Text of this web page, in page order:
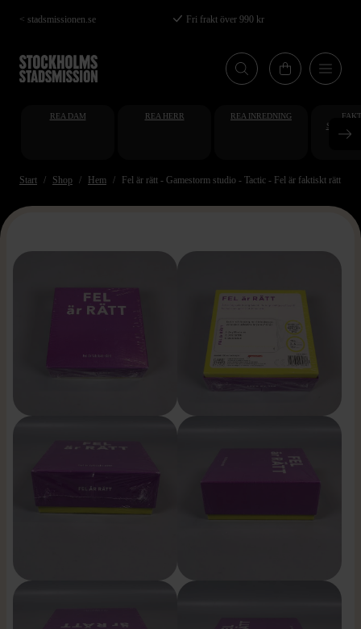
Hoppa
till
huvudinnehåll
< stadsmissionen.se Fri frakt över 990 kr
REA DAM REA HERR REA INREDNING
Start Shop Hem Fel är rätt - Gamestorm studio - Tactic - Fel är faktiskt rätt -